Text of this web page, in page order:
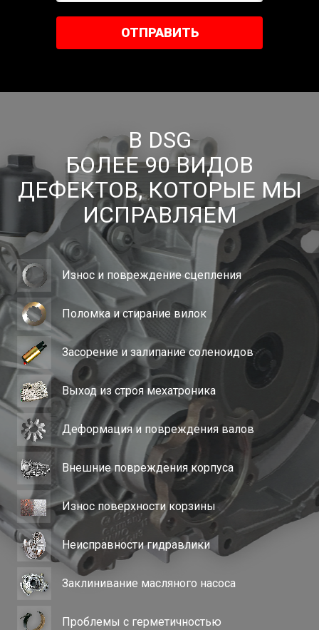
ОТПРАВИТЬ
В DSG
БОЛЕЕ 90 ВИДОВ
ДЕФЕКТОВ, КОТОРЫЕ МЫ
ИСПРАВЛЯЕМ
Износ и повреждение сцепления
Поломка и стирание вилок
Засорение и залипание соленоидов
Выход из строя мехатроника
Деформация и повреждения валов
Внешние повреждения корпуса
Износ поверхности корзины
Неисправности гидравлики
Заклинивание масляного насоса
Проблемы с герметичностью